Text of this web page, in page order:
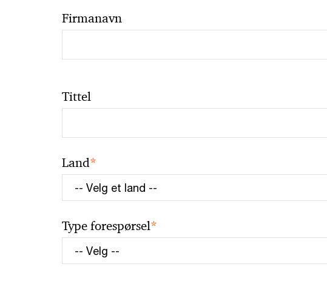
Firmanavn
Tittel
Land*
Type forespørsel*